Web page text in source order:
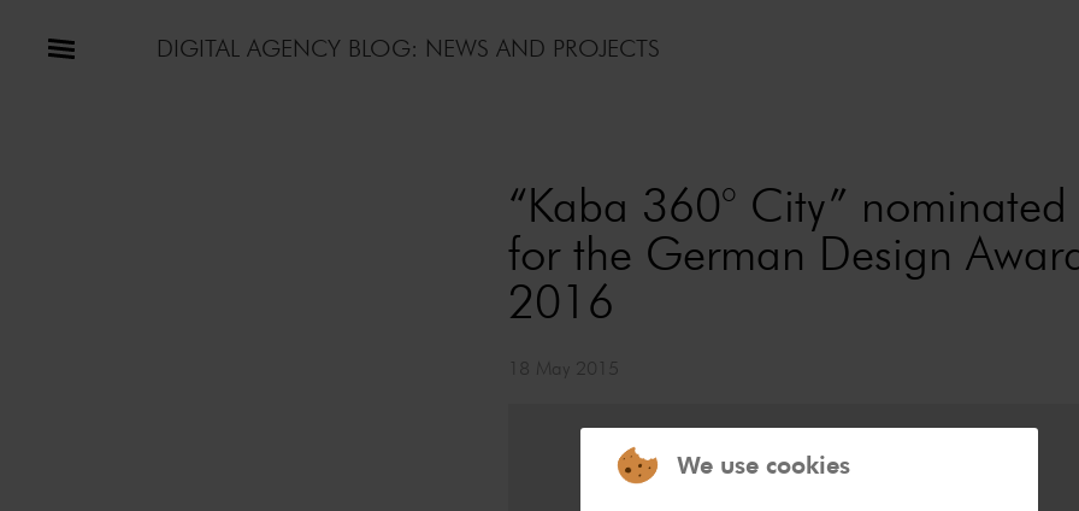
DIGITAL AGENCY BLOG: NEWS AND PROJECTS
“Kaba 360° City” nominated
for the German Design
2016
18 May 2015
We use cookies